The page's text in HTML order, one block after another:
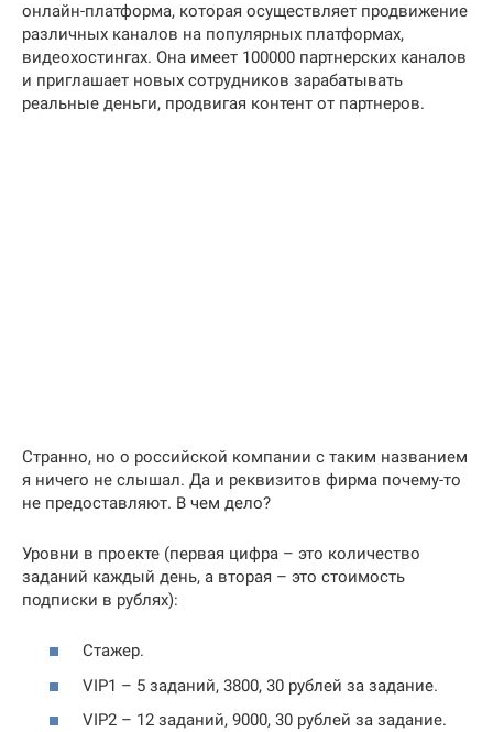
онлайн-платформа, которая осуществляет продвижение
различных каналов на популярных платформах,
видеохостингах. Она имеет 100000 партнерских каналов
и приглашает новых сотрудников зарабатывать
реальные деньги, продвигая контент от партнеров.
Странно, но о российской компании с таким названием
я ничего не слышал. Да и реквизитов фирма почему-то
не предоставляют. В чем дело?
Уровни в проекте (первая цифра – это количество
заданий каждый день, а вторая – это стоимость
подписки в рублях):
Стажер.
VIP1 – 5 заданий, 3800, 30 рублей за задание.
VIP2 – 12 заданий, 9000, 30 рублей за задание.